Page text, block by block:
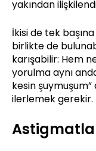
yakından
İkisi de tek
birlikte de
karışabilir: Hem
yorulma aynı
kesin
ilerlemek gerekir.